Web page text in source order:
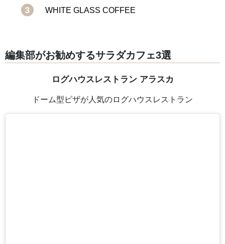
WHITE GLASS COFFEE
編集部がお勧めするサラダカフェ3選
ログハウスレストラン アラスカ
ドーム型ピザが人気のログハウスレストラン